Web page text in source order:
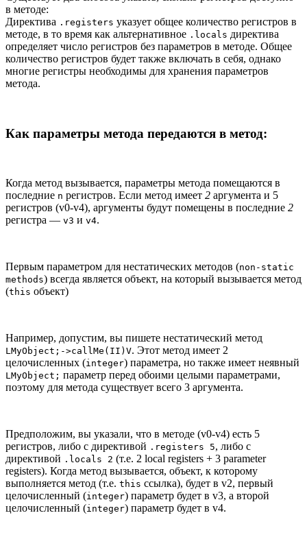
в методе:
Директива .registers указует общее количество регистров в
методе, в то время как альтернативное .locals директива
определяет число регистров без параметров в методе. Общее
количество регистров будет также включать в себя, однако
многие регистры необходимы для хранения параметров
метода.
Как параметры метода передаются в метод:
Когда метод вызывается, параметры метода помещаются в
последние n регистров. Если метод имеет 2 аргумента и 5
регистров (v0-v4), аргументы будут помещены в последние 2
регистра — v3 и v4.
Первым параметром для нестатических методов (non-static
methods) всегда является объект, на который вызывается метод
(this объект)
Например, допустим, вы пишете нестатический метод
LMyObject;->callMe(II)V. Этот метод имеет 2
целочисленных (integer) параметра, но также имеет неявный
LMyObject; параметр перед обоими целыми параметрами,
поэтому для метода существует всего 3 аргумента.
Предположим, вы указали, что в методе (v0-v4) есть 5
регистров, либо с директивой .registers 5, либо с
директивой .locals 2 (т.е. 2 local registers + 3 parameter
registers). Когда метод вызывается, объект, к которому
выполняется метод (т.е. this ссылка), будет в v2, первый
целочисленный (integer) параметр будет в v3, а второй
целочисленный (integer) параметр будет в v4.